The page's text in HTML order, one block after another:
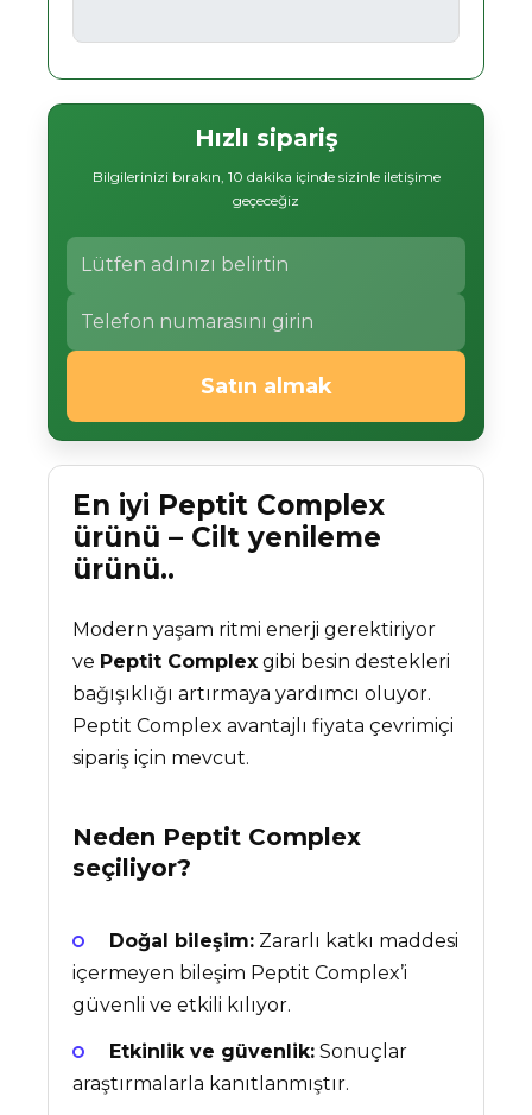
Hızlı sipariş
Bilgilerinizi bırakın, 10 dakika içinde sizinle iletişime
geçeceğiz
Satın almak
En iyi Peptit Complex
ürünü – Cilt yenileme
ürünü..
Modern yaşam ritmi enerji gerektiriyor
ve Peptit Complex gibi besin destekleri
bağışıklığı artırmaya yardımcı oluyor.
Peptit Complex avantajlı fiyata çevrimiçi
sipariş için mevcut.
Neden Peptit Complex
seçiliyor?
Doğal bileşim: Zararlı katkı maddesi
içermeyen bileşim Peptit Complex’i
güvenli ve etkili kılıyor.
Etkinlik ve güvenlik: Sonuçlar
araştırmalarla kanıtlanmıştır.